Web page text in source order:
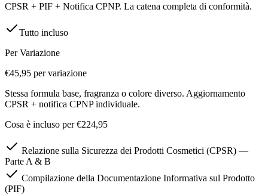
CPSR + PIF + Notifica CPNP. La catena completa di conformità.
Tutto incluso
Per Variazione
€45,95 per variazione
Stessa formula base, fragranza o colore diverso. Aggiornamento
CPSR + notifica CPNP individuale.
Cosa è incluso per €224,95
Relazione sulla Sicurezza dei Prodotti Cosmetici (CPSR) —
Parte A & B
Compilazione della Documentazione Informativa sul Prodotto
(PIF)